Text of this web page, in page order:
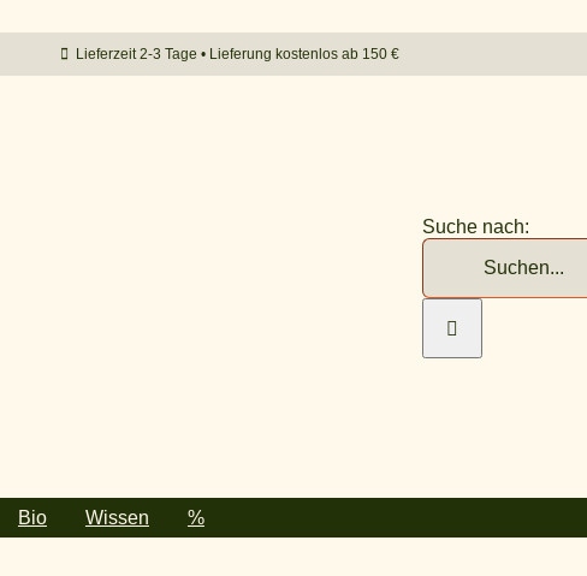
Lieferzeit 2-3 Tage • Lieferung kostenlos ab 150 €
Suche nach:
Bio Wissen %